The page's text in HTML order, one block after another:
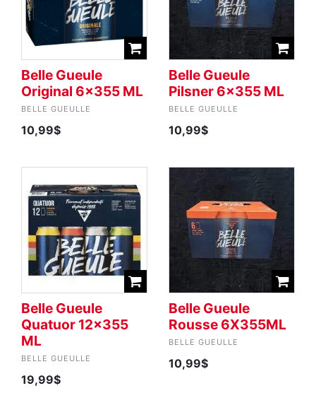
Belle Gueule
Original 6x355 ML
BELLE GUEULLE
10,99$
Belle Gueule
Pilsner 6x355 ML
BELLE GUEULLE
10,99$
Belle Gueule
Quatuor 12x355
ML
BELLE GUEULLE
19,99$
Belle Gueule
Rousse 6X355ML
BELLE GUEULLE
10,99$